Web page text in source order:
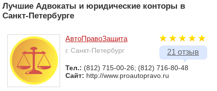
Лучшие Адвокаты и юридические конторы в
Санкт-Петербурге
21 отзыв
АвтоПравоЗащита
г. Санкт-Петербург
Тел.: (812) 715-00-26; (812) 716-80-48
Сайт: http://www.proautopravo.ru